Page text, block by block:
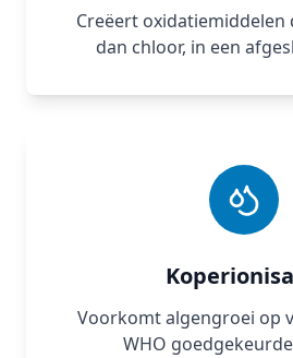
Creëert oxidatiemiddelen
dan chloor, in een
Voorkomt algengroei op
WHO